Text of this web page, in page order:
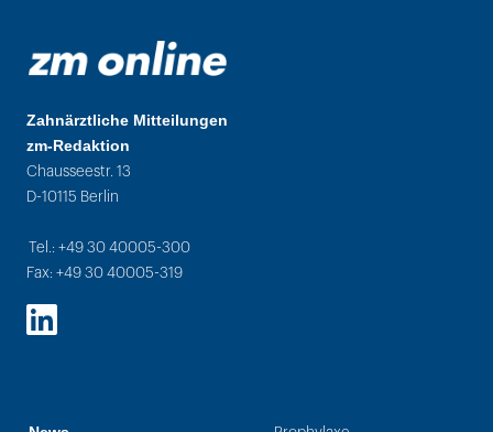
Zahnärztliche Mitteilungen
zm-Redaktion
Chausseestr. 13
D-10115 Berlin
Tel.: +49 30 40005-300
Fax: +49 30 40005-319
LinkedIn